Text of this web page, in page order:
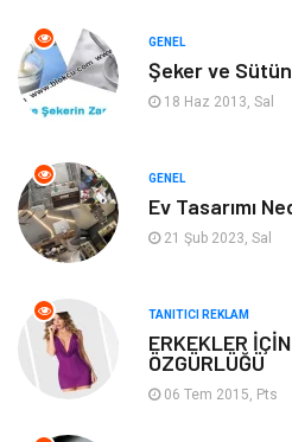
Otomotiv
Gıda
Anne & Çocuk
Tatil
Emlak
GENEL
Şeker ve
18 Haz 2013, Sal
GENEL
Ev Tasarımı
21 Şub 2023, Sal
TANITICI REKLAM
ERKEKLER
ÖZGÜRLÜĞÜ
06 Tem 2015, Pts